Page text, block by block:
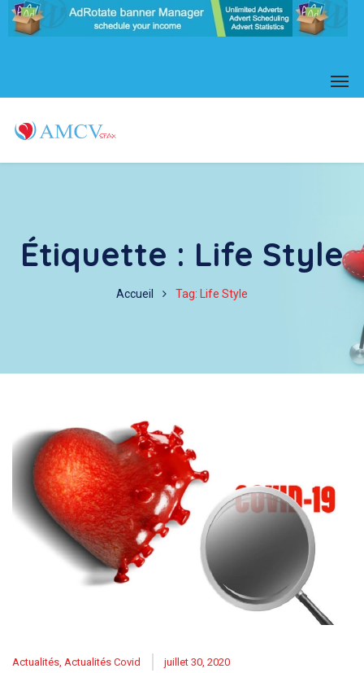
Étiquette : Life Style
Accueil Tag: Life Style
Actualités, Actualités Covid juillet 30, 2020